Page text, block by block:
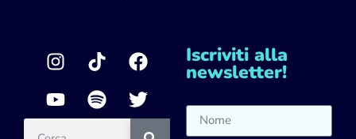
Iscriviti alla
newsletter!